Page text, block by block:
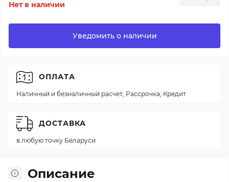
Нет в наличии
Уведомить о наличии
Описание
ОПЛАТА
Наличный и безналичный расчет, Рассрочка, Кредит
ДОСТАВКА
в любую точку Беларуси